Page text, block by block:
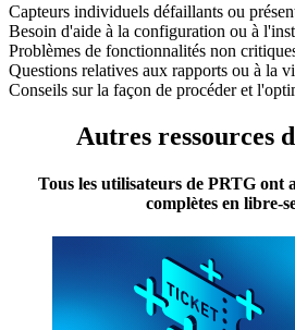
Capteurs individuels défaillants ou
Besoin d'aide à la configuration ou à
Problèmes de fonctionnalités non
Questions relatives aux rapports ou à la
Conseils sur la façon de procéder et
Autres ressources
Tous les utilisateurs de PRTG ont
complètes en libre-